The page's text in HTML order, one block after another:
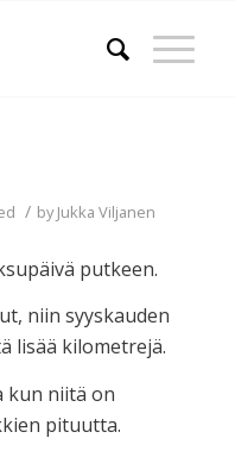
/ byJukka Viljanen
putkeen.
niin syyskauden
lisää kilometrejä.
kun niitä on
pituutta.